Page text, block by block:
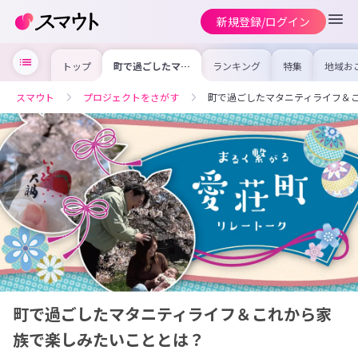
新規登録/ログイン
トップ 町で過ごしたマタ
ニティライフ＆こ
みたいこととは？
ランキング 特集 地域お
の求
を集め
事内容
を比較
合った
けよう
スマウト プロジェクトをさがす 町で過ごしたマタニティライフ＆
町で過ごしたマタニティライフ＆これから家
族で楽しみたいこととは？